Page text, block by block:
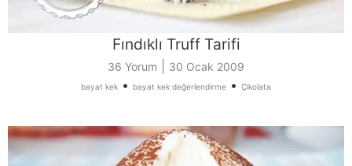
Fındıklı Truff Tarifi
36 Yorum 30 Ocak 2009
bayat kek • bayat kek değerlendirme • Çikolata